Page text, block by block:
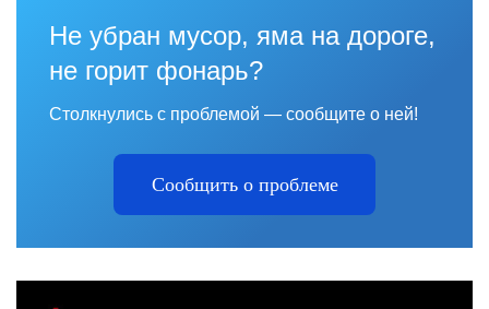
Не убран мусор, яма на дороге,
не горит фонарь?
Столкнулись с проблемой — сообщите о ней!
Сообщить о проблеме